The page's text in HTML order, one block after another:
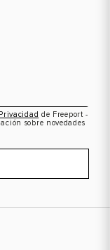
de Freeport -
sobre novedades